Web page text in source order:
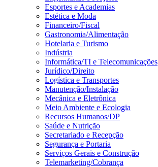
Esportes e Academias
Estética e Moda
Financeiro/Fiscal
Gastronomia/Alimentação
Hotelaria e Turismo
Indústria
Informática/TI e Telecomunicações
Jurídico/Direito
Logística e Transportes
Manutenção/Instalação
Mecânica e Eletrônica
Meio Ambiente e Ecologia
Recursos Humanos/DP
Saúde e Nutrição
Secretariado e Recepção
Segurança e Portaria
Serviços Gerais e Construção
Telemarketing/Cobrança